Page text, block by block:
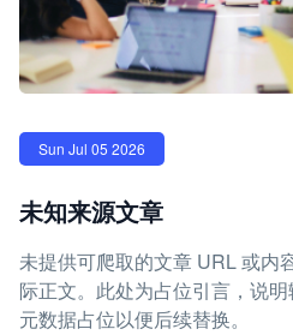
Sun Jul 05 2026
未知来源文章
未提供可爬取的文章 URL 或内
际正文。此处为占位引言，说
元数据占位以便后续替换。